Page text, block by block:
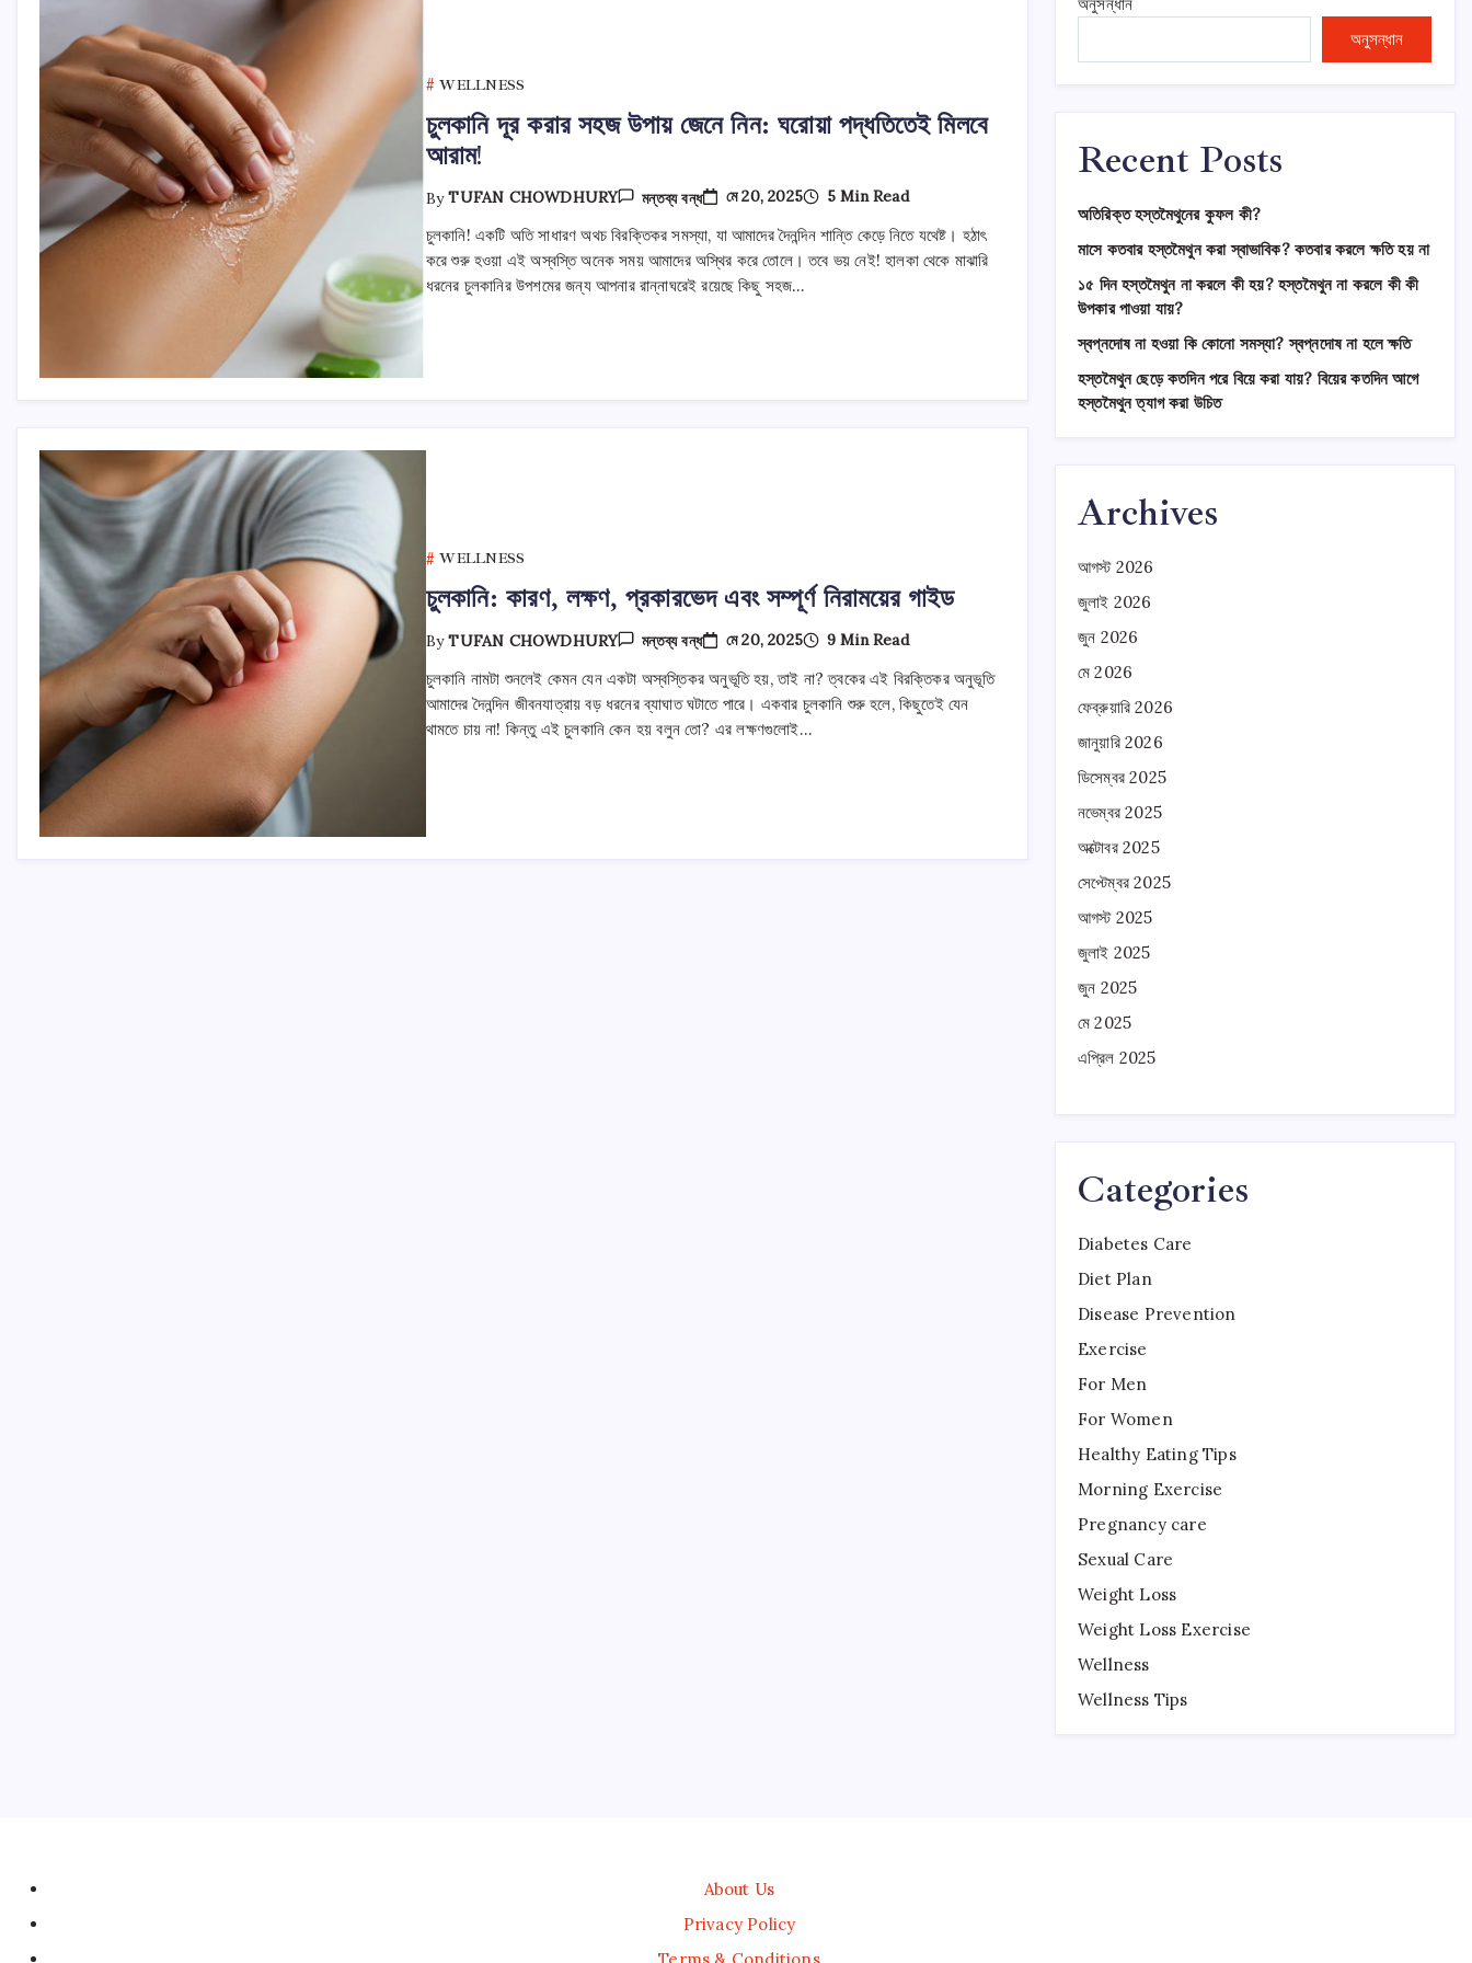
WELLNESS
চুলকানি দূর করার সহজ উপায় জেনে নিন: ঘরোয়া পদ্ধতিতেই মিলবে
আরাম!
ByTUFAN CHOWDHURY
চুলকানি
দূর
করার
সহজ
উপায়
জেনে
নিন:
মন্তব্য বন্ধ মে 20, 2025 5 Min Read
চুলকানি! একটি অতি সাধারণ অথচ বিরক্তিকর সমস্যা, যা আমাদের দৈনন্দিন শান্তি কেড়ে নিতে যথেষ্ট। হঠাৎ
করে শুরু হওয়া এই অস্বস্তি অনেক সময় আমাদের অস্থির করে তোলে। তবে ভয় নেই! হালকা থেকে মাঝারি
ধরনের চুলকানির উপশমের জন্য আপনার রান্নাঘরেই রয়েছে কিছু সহজ…
WELLNESS
চুলকানি: কারণ, লক্ষণ, প্রকারভেদ এবং সম্পূর্ণ নিরাময়ের গাইড
ByTUFAN CHOWDHURY
চুলকানি:
কারণ,
লক্ষণ,
প্রকারভেদ
এবং
সম্পূর্ণ
নিরাময়ের
মন্তব্য বন্ধ মে 20, 2025 9 Min Read
চুলকানি নামটা শুনলেই কেমন যেন একটা অস্বস্তিকর অনুভূতি হয়, তাই না? ত্বকের এই বিরক্তিকর অনুভূতি
আমাদের দৈনন্দিন জীবনযাত্রায় বড় ধরনের ব্যাঘাত ঘটাতে পারে। একবার চুলকানি শুরু হলে, কিছুতেই যেন
থামতে চায় না! কিন্তু এই চুলকানি কেন হয় বলুন তো? এর লক্ষণগুলোই…
অনুসন্ধান
Recent Posts
অতিরিক্ত হস্তমৈথুনের কুফল কী?
মাসে কতবার হস্তমৈথুন করা স্বাভাবিক? কতবার করলে ক্ষতি হয় না
১৫ দিন হস্তমৈথুন না করলে কী হয়? হস্তমৈথুন না করলে কী কী
উপকার পাওয়া যায়?
স্বপ্নদোষ না হওয়া কি কোনো সমস্যা? স্বপ্নদোষ না হলে ক্ষতি
হস্তমৈথুন ছেড়ে কতদিন পরে বিয়ে করা যায়? বিয়ের কতদিন আগে
হস্তমৈথুন ত্যাগ করা উচিত
Archives
আগস্ট 2026
জুলাই 2026
জুন 2026
মে 2026
ফেব্রুয়ারি 2026
জানুয়ারি 2026
ডিসেম্বর 2025
নভেম্বর 2025
অক্টোবর 2025
সেপ্টেম্বর 2025
আগস্ট 2025
জুলাই 2025
জুন 2025
মে 2025
এপ্রিল 2025
Categories
Diabetes Care
Diet Plan
Disease Prevention
Exercise
For Men
For Women
Healthy Eating Tips
Morning Exercise
Pregnancy care
Sexual Care
Weight Loss
Weight Loss Exercise
Wellness
Wellness Tips
About Us
Privacy Policy